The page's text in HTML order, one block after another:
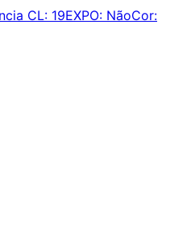
CL: 19EXPO: NãoCor: